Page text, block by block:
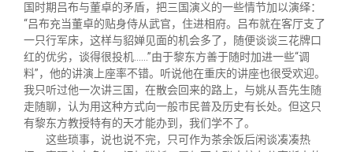
国时期吕布与董卓的矛盾，把三国演义的一些情节加以演绎：
“吕布充当董卓的贴身侍从武官，住进相府。吕布就在客厅支了
一只行军床，这样与貂婵见面的机会多了，随便谈谈三花牌口
红的优劣，谈得很投机……”由于黎东方善于随时加进一些“调
料”，他的讲演上座率不错。听说他在重庆的讲座也很受欢迎。
我只听过他一次讲三国，在散会回来的路上，与姚从吾先生随
走随聊，认为用这种方式向一般市民普及历史有长处。但这只
有黎东方教授特有的天才能办到，我们学不了。
这些琐事，说也说不完，只可作为茶余饭后闲谈凑凑热